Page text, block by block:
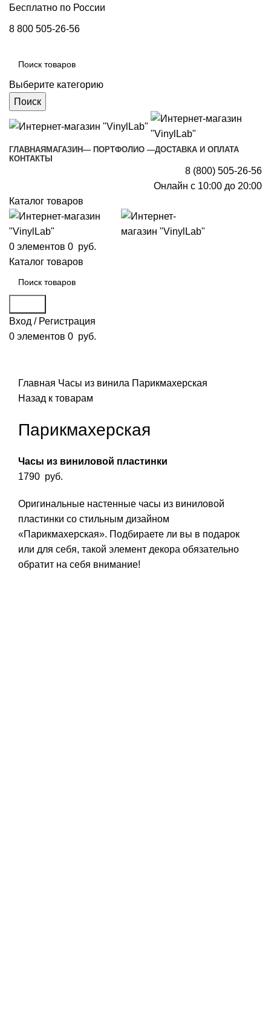
Бесплатно по России
8 800 505-26-56
Выберите категорию
Поиск
ГЛАВНАЯ МАГАЗИН— ПОРТФОЛИО —ДОСТАВКА И ОПЛАТА
КОНТАКТЫ
8 (800) 505-26-56
Онлайн с 10:00 до 20:00
Каталог товаров
0 элементов 0 руб.
Каталог товаров
Вход / Регистрация
0 элементов 0 руб.
Главная Часы из винила Парикмахерская
Назад к товарам
Парикмахерская
Часы из виниловой пластинки
1790 руб.
Оригинальные настенные часы из виниловой
пластинки со стильным дизайном
«Парикмахерская». Подбираете ли вы в подарок
или для себя, такой элемент декора обязательно
обратит на себя внимание!